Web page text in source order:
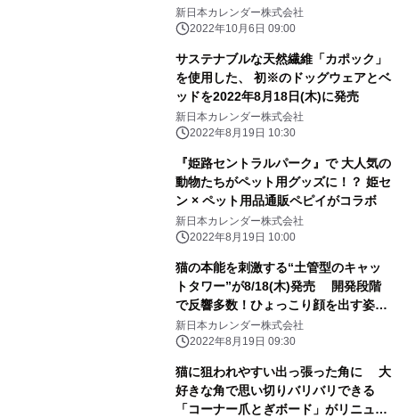
発売
新日本カレンダー株式会社
2022年10月6日 09:00
サステナブルな天然繊維「カポック」
を使用した、 初※のドッグウェアとベ
ッドを2022年8月18日(木)に発売
新日本カレンダー株式会社
2022年8月19日 10:30
『姫路セントラルパーク』で 大人気の
動物たちがペット用グッズに！？ 姫セ
ン × ペット用品通販ペピイがコラボ
新日本カレンダー株式会社
2022年8月19日 10:00
猫の本能を刺激する“土管型のキャッ
トタワー”が8/18(木)発売 開発段階
で反響多数！ひょっこり顔を出す姿は
まるでゲームの世界
新日本カレンダー株式会社
2022年8月19日 09:30
猫に狙われやすい出っ張った角に 大
好きな角で思い切りバリバリできる
「コーナー爪とぎボード」がリニュー